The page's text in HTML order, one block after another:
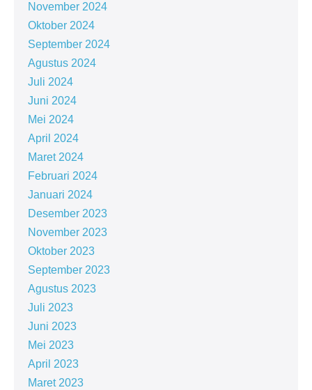
November 2024
Oktober 2024
September 2024
Agustus 2024
Juli 2024
Juni 2024
Mei 2024
April 2024
Maret 2024
Februari 2024
Januari 2024
Desember 2023
November 2023
Oktober 2023
September 2023
Agustus 2023
Juli 2023
Juni 2023
Mei 2023
April 2023
Maret 2023